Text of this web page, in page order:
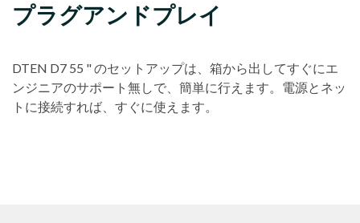
プラグアンドプレイ
DTEN D7 55 " のセットアップは、箱から出してすぐにエ
ンジニアのサポート無しで、簡単に行えます。電源とネッ
トに接続すれば、すぐに使えます。